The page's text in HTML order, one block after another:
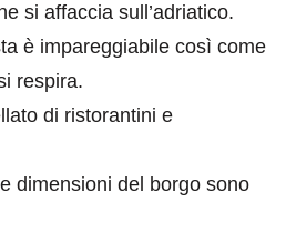
si affaccia sull’adriatico.
è impareggiabile così come
respira.
di ristorantini e
dimensioni del borgo sono